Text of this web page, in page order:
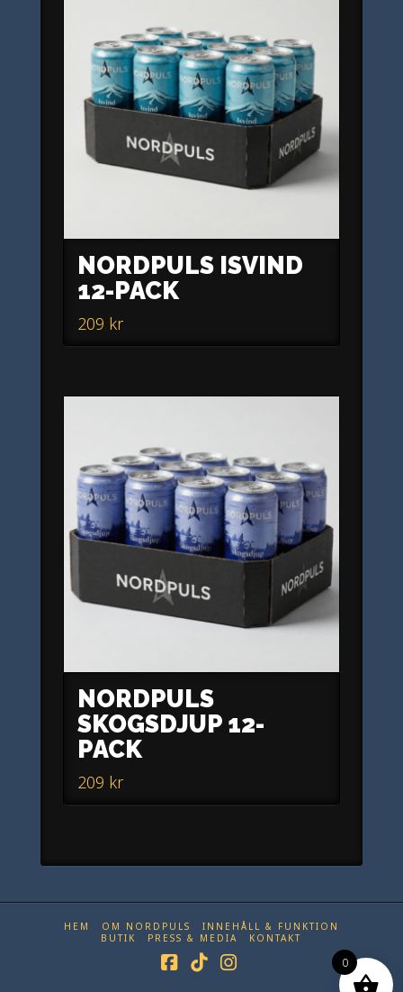
NORDPULS ISVIND
12-PACK
209 kr
NORDPULS
SKOGSDJUP 12-
PACK
209 kr
HEM OM NORDPULS
INNEHÅLL & FUNKTION
BUTIK
PRESS & MEDIA KONTAKT
Facebook
Tiktok
0